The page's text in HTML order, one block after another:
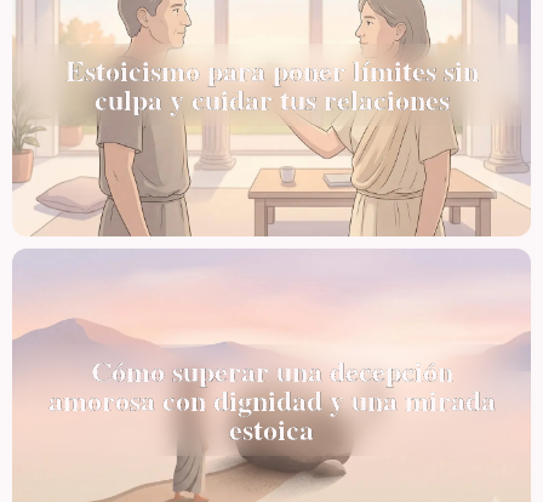
Estoicismo para poner límites sin
culpa y cuidar tus relaciones
Cómo superar una decepción
amorosa con dignidad y una mirada
estoica